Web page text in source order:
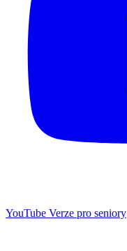
YouTube Verze pro seniory